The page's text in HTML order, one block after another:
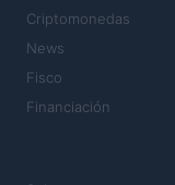
Criptomonedas
News
Fisco
Financiación